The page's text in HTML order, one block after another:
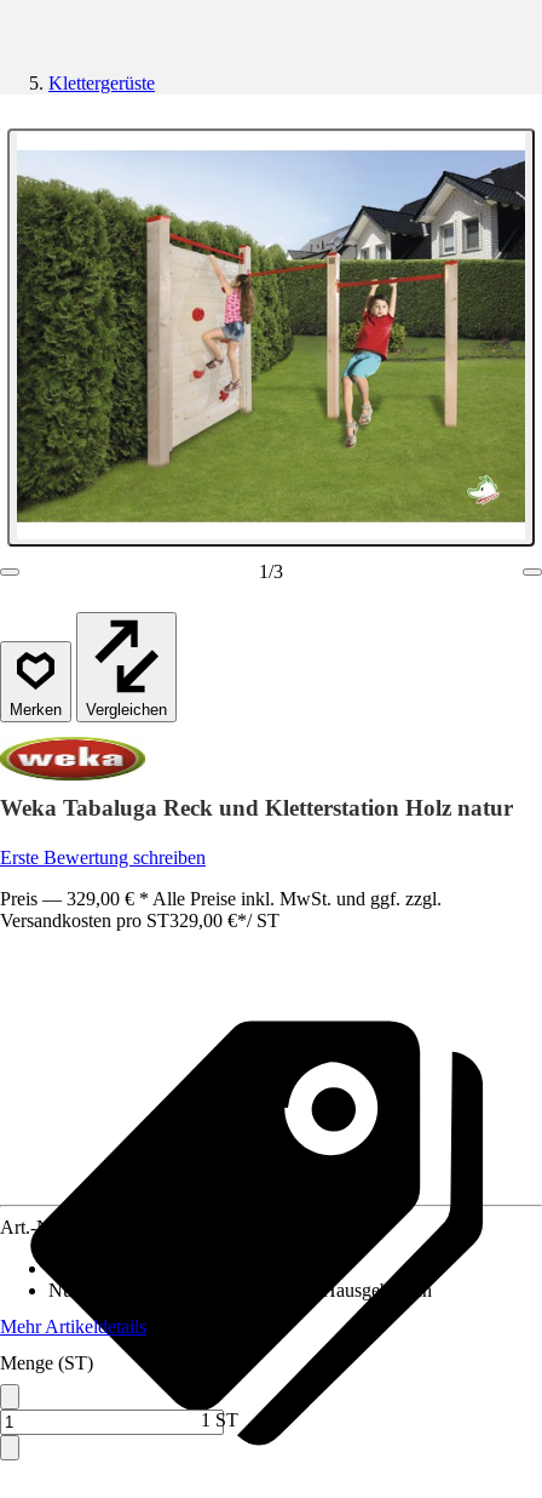
Klettergerüste
1/3
Vergleichen
Weka Tabaluga Reck und Kletterstation Holz natur
Erste Bewertung schreiben
Preis — 329,00 € * Alle Preise inkl. MwSt. und ggf. zzgl.
Versandkosten pro ST329,00 €*/ ST
Art.-Nr.
Nutzung
Gartenspielgeräte für den Hausgebrauch
Mehr Artikeldetails
Menge (ST)
1 ST